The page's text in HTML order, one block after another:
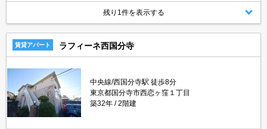
残り1件を表示する
賃貸アパート ラフィーネ西国分寺
中央線/西国分寺駅 徒歩8分
東京都国分寺市西恋ヶ窪１丁目
築32年
2階建